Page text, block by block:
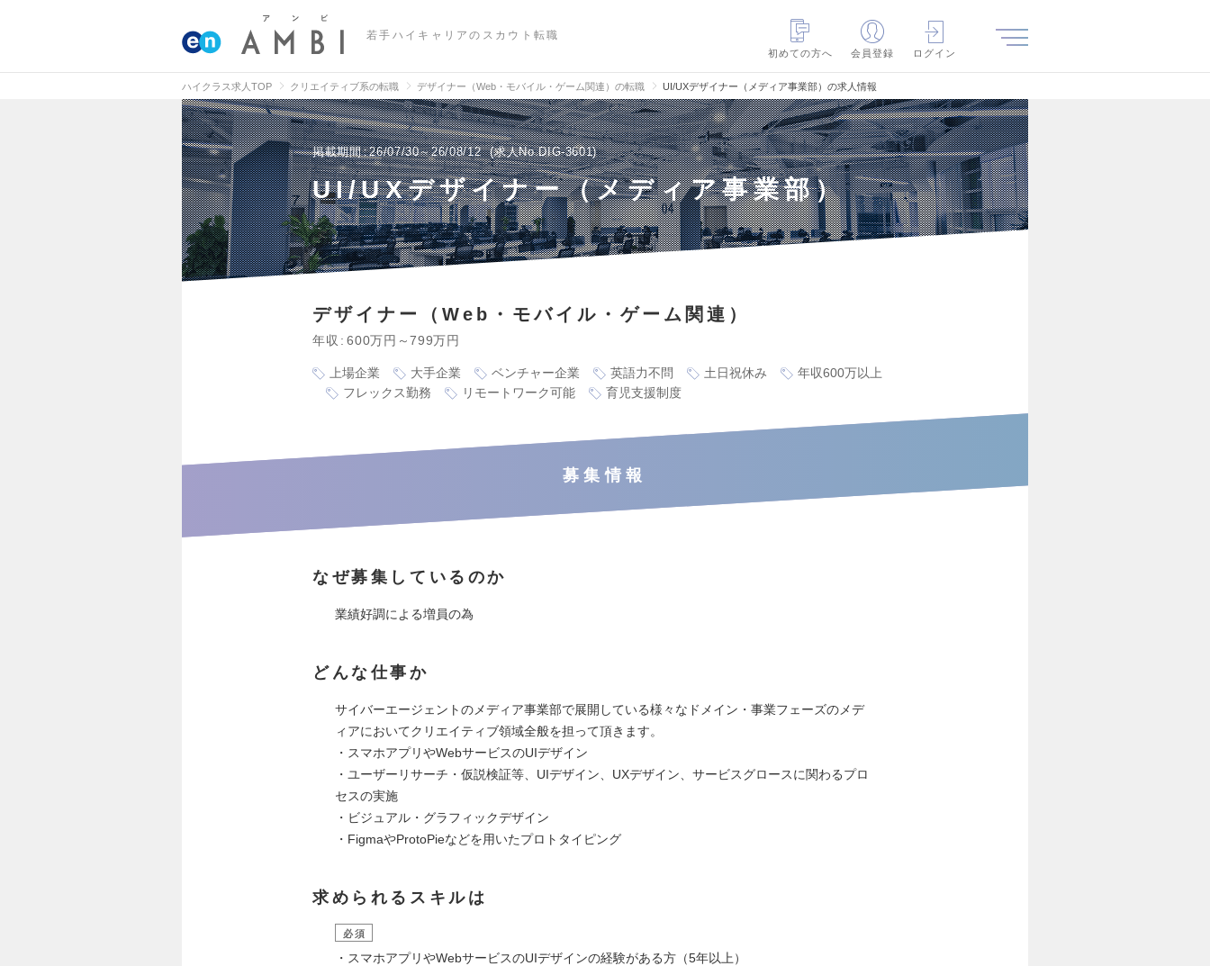
若手ハイキャリアのスカウト転職
初めての方へ
会員登録 ログイン
ハイクラス求人TOP クリエイティブ系の転職 デザイナー（Web・モバイル・ゲーム関連）の転職 UI/UXデザイナー（メディア事業部）の求人情報
掲載期間 26/07/30～26/08/12 求人No.DIG-3601
UI/UXデザイナー（メディア事業部）
デザイナー（Web・モバイル・ゲーム関連）
年収 600万円～799万円
上場企業 大手企業 ベンチャー企業 英語力不問 土日祝休み
年収600万以上
フレックス勤務
リモートワーク可能 育児支援制度
募集情報
なぜ募集しているのか
業績好調による増員の為
どんな仕事か
サイバーエージェントのメディア事業部で展開している様々なドメイン・事業フェーズのメデ
ィアにおいてクリエイティブ領域全般を担って頂きます。
・スマホアプリやWebサービスのUIデザイン
・ユーザーリサーチ・仮説検証等、UIデザイン、UXデザイン、サービスグロースに関わるプロ
セスの実施
・ビジュアル・グラフィックデザイン
・FigmaやProtoPieなどを用いたプロトタイピング
求められるスキルは
必須
・スマホアプリやWebサービスのUIデザインの経験がある方（5年以上）